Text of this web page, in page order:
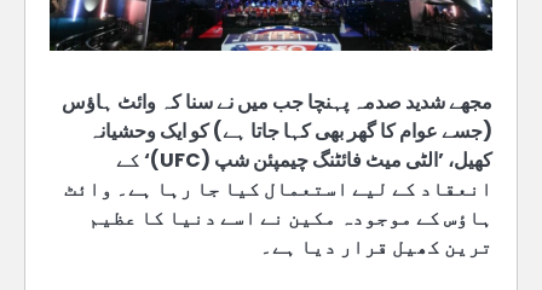
مجھے شدید صدمہ پہنچا جب میں نے سنا کہ وائٹ ہاؤس
(جسے عوام کا گھر بھی کہا جاتا ہے) کو ایک وحشیانہ
کھیل، ’الٹی میٹ فائٹنگ چیمپئن شپ (UFC)‘ کے
انعقاد کے لیے استعمال کیا جا رہا ہے۔ وائٹ
ہاؤس کے موجودہ مکین نے اسے دنیا کا عظیم
ترین کھیل قرار دیا ہے۔